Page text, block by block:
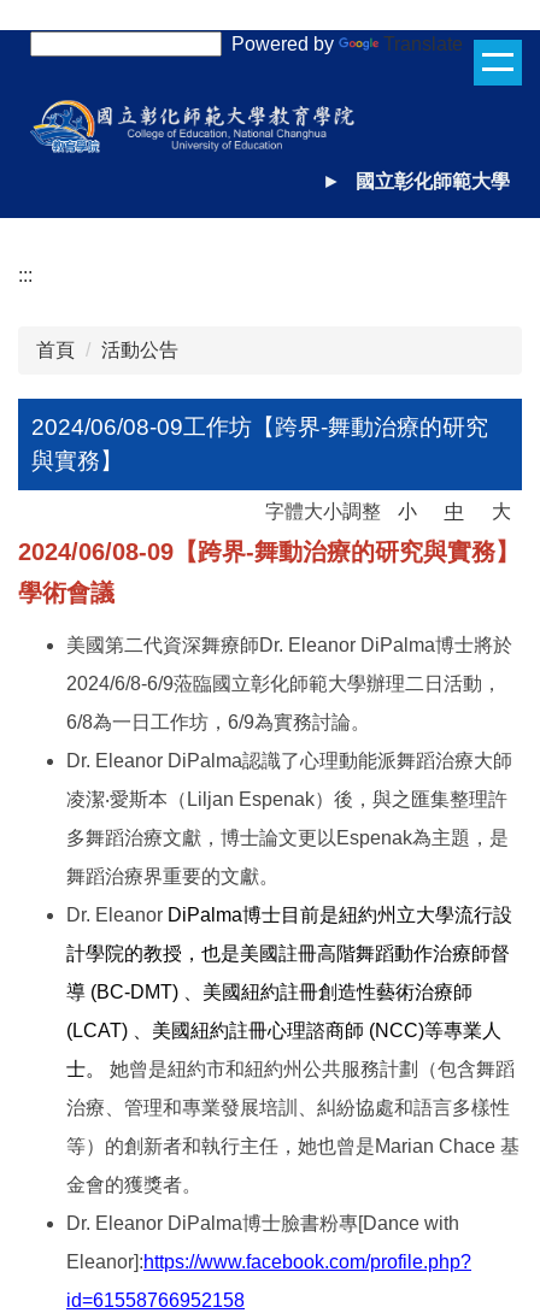
Powered by Translate
► 國立彰化師範大學
:::
首頁 活動公告
2024/06/08-09工作坊【跨界-舞動治療的研究
與實務】
字體大小調整 小 中 大
2024/06/08-09【跨界-舞動治療的研究與實務】
學術會議
美國第二代資深舞療師Dr. Eleanor DiPalma博士將於
2024/6/8-6/9蒞臨國立彰化師範大學辦理二日活動，
6/8為一日工作坊，6/9為實務討論。
Dr. Eleanor DiPalma認識了心理動能派舞蹈治療大師
凌潔‧愛斯本（Liljan Espenak）後，與之匯集整理許
多舞蹈治療文獻，博士論文更以Espenak為主題，是
舞蹈治療界重要的文獻。
Dr. Eleanor DiPalma博士目前是紐約州立大學流行設
計學院的教授，也是美國註冊高階舞蹈動作治療師督
導 (BC-DMT)
、美國紐約註冊創造性藝術治療師
(LCAT)
、美國紐約註冊心理諮商師 (NCC)等專業人
士。
她曾是紐約市和紐約州公共服務計劃（包含舞蹈
治療、管理和專業發展培訓、糾紛協處和語言多樣性
等）的創新者和執行主任，她也曾是Marian Chace 基
金會的獲獎者。
Dr. Eleanor DiPalma博士臉書粉專[Dance with
Eleanor]:https://www.facebook.com/profile.php?
id=61558766952158